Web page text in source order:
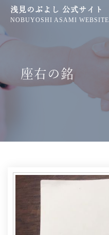
浅見のぶよし 公式サイト
NOBUYOSHI ASAMI WEBSITE
座右の銘